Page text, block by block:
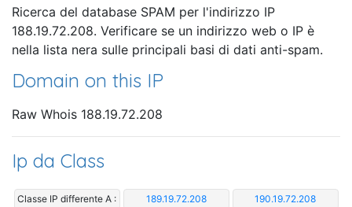
Ricerca del database SPAM per l'indirizzo IP
188.19.72.208. Verificare se un indirizzo web o IP è
nella lista nera sulle principali basi di dati anti-spam.
Domain on this IP
Raw Whois 188.19.72.208
Ip da Class
Classe IP differente A : 189.19.72.208 190.19.72.208